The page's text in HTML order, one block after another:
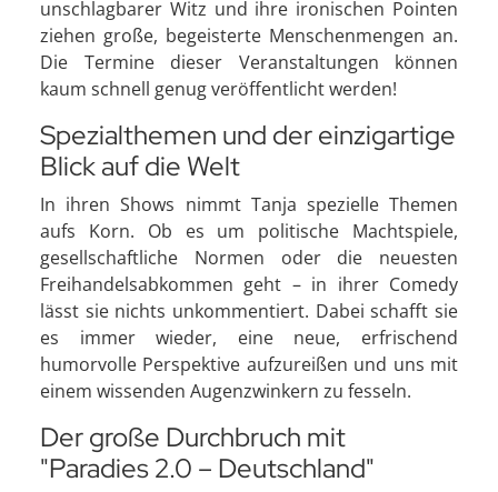
unschlagbarer Witz und ihre ironischen Pointen
ziehen große, begeisterte Menschenmengen an.
Die Termine dieser Veranstaltungen können
kaum schnell genug veröffentlicht werden!
Spezialthemen und der einzigartige
Blick auf die Welt
In ihren Shows nimmt Tanja spezielle Themen
aufs Korn. Ob es um politische Machtspiele,
gesellschaftliche Normen oder die neuesten
Freihandelsabkommen geht – in ihrer Comedy
lässt sie nichts unkommentiert. Dabei schafft sie
es immer wieder, eine neue, erfrischend
humorvolle Perspektive aufzureißen und uns mit
einem wissenden Augenzwinkern zu fesseln.
Der große Durchbruch mit
"Paradies 2.0 – Deutschland"